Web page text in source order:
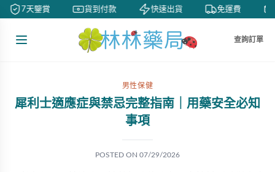
7天鑒賞 貨到付款 快速出貨 免運費
查詢訂單
男性保健
犀利士適應症與禁忌完整指南｜用藥安全必知
事項
POSTED ON 07/29/2026